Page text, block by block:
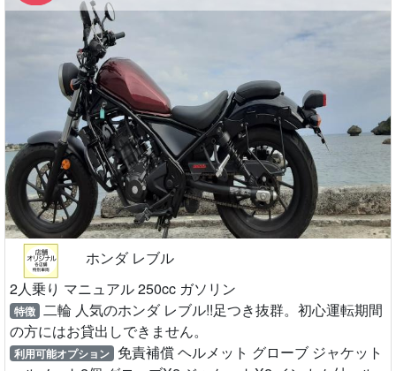
ホンダ レブル
2人乗り マニュアル 250cc ガソリン
特徴 二輪 人気のホンダ レブル!!足つき抜群。初心運転期間
の方にはお貸出しできません。
利用可能オプション 免責補償 ヘルメット グローブ ジャケット